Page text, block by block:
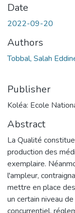
Date
2022-09-20
Authors
Tobbal, Salah
Publisher
Koléa: Ecole
Abstract
La Qualité
production des
exemplaire.
l'ampleur,
mettre en place
un certain niveau